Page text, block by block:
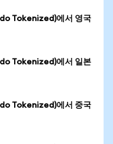
Tokenized)에서 영국
Tokenized)에서 일본
Tokenized)에서 중국